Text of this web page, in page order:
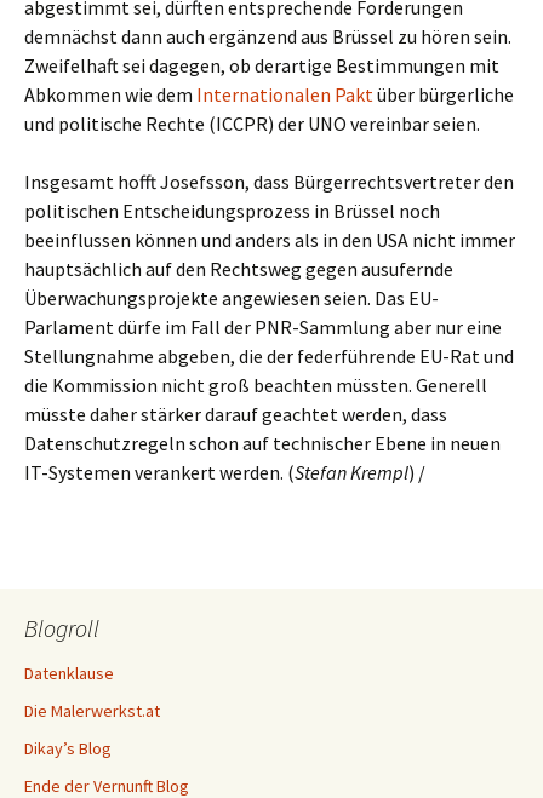
abgestimmt sei, dürften entsprechende Forderungen
demnächst dann auch ergänzend aus Brüssel zu hören sein.
Zweifelhaft sei dagegen, ob derartige Bestimmungen mit
Abkommen wie dem Internationalen Paktüber bürgerliche
und politische Rechte (ICCPR) der UNO vereinbar seien.
Insgesamt hofft Josefsson, dass Bürgerrechtsvertreter den
politischen Entscheidungsprozess in Brüssel noch
beeinflussen können und anders als in den USA nicht immer
hauptsächlich auf den Rechtsweg gegen ausufernde
Überwachungsprojekte angewiesen seien. Das EU-
Parlament dürfe im Fall der PNR-Sammlung aber nur eine
Stellungnahme abgeben, die der federführende EU-Rat und
die Kommission nicht groß beachten müssten. Generell
müsste daher stärker darauf geachtet werden, dass
Datenschutzregeln schon auf technischer Ebene in neuen
IT-Systemen verankert werden. (Stefan Krempl) /
Blogroll
Datenklause
Die Malerwerkst.at
Dikay’s Blog
Ende der Vernunft Blog